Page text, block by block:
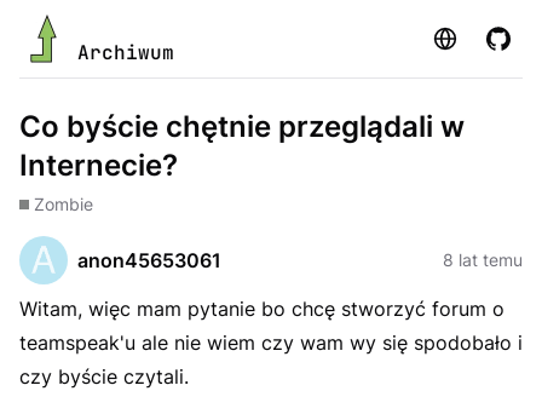
Archiwum Strona
Co byście chętnie przeglądali w
Internecie?
Zombie
anon45653061 8 lat temu
Witam, więc mam pytanie bo chcę stworzyć forum o
teamspeak'u ale nie wiem czy wam wy się spodobało i
czy byście czytali.